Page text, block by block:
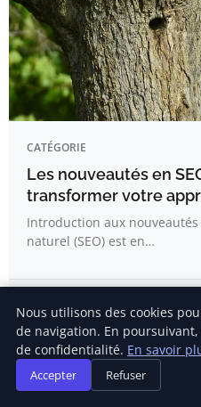
CATÉGORIE
Les nouveautés en
transformer votre
Introduction aux
naturel (SEO) est en…
Nous utilisons des cookies
de navigation. En
de confidentialité. En savoir
Accepter Refuser